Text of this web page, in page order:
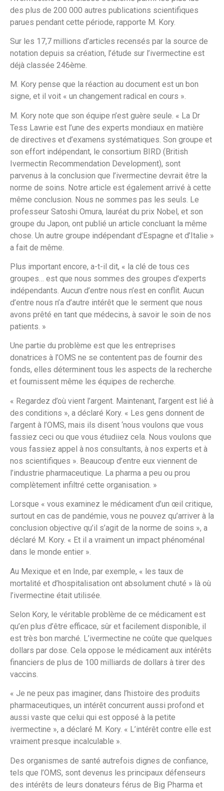
des plus de 200 000 autres publications scientifiques
parues pendant cette période, rapporte M. Kory.
Sur les 17,7 millions d’articles recensés par la source de
notation depuis sa création, l’étude sur l’ivermectine est
déjà classée 246ème.
M. Kory pense que la réaction au document est un bon
signe, et il voit « un changement radical en cours ».
M. Kory note que son équipe n’est guère seule. « La Dr
Tess Lawrie est l’une des experts mondiaux en matière
de directives et d’examens systématiques. Son groupe et
son effort indépendant, le consortium BIRD (British
Ivermectin Recommendation Development), sont
parvenus à la conclusion que l’ivermectine devrait être la
norme de soins. Notre article est également arrivé à cette
même conclusion. Nous ne sommes pas les seuls. Le
professeur Satoshi Omura, lauréat du prix Nobel, et son
groupe du Japon, ont publié un article concluant la même
chose. Un autre groupe indépendant d’Espagne et d’Italie »
a fait de même.
Plus important encore, a-t-il dit, « la clé de tous ces
groupes… est que nous sommes des groupes d’experts
indépendants. Aucun d’entre nous n’est en conflit. Aucun
d’entre nous n’a d’autre intérêt que le serment que nous
avons prêté en tant que médecins, à savoir le soin de nos
patients. »
Une partie du problème est que les entreprises
donatrices à l’OMS ne se contentent pas de fournir des
fonds, elles déterminent tous les aspects de la recherche
et fournissent même les équipes de recherche.
« Regardez d’où vient l’argent. Maintenant, l’argent est lié à
des conditions », a déclaré Kory. « Les gens donnent de
l’argent à l’OMS, mais ils disent ‘nous voulons que vous
fassiez ceci ou que vous étudiiez cela. Nous voulons que
vous fassiez appel à nos consultants, à nos experts et à
nos scientifiques ». Beaucoup d’entre eux viennent de
l’industrie pharmaceutique. La pharma a peu ou prou
complètement infiltré cette organisation. »
Lorsque « vous examinez le médicament d’un œil critique,
surtout en cas de pandémie, vous ne pouvez qu’arriver à la
conclusion objective qu’il s’agit de la norme de soins », a
déclaré M. Kory. « Et il a vraiment un impact phénoménal
dans le monde entier ».
Au Mexique et en Inde, par exemple, « les taux de
mortalité et d’hospitalisation ont absolument chuté » là où
l’ivermectine était utilisée.
Selon Kory, le véritable problème de ce médicament est
qu’en plus d’être efficace, sûr et facilement disponible, il
est très bon marché. L’ivermectine ne coûte que quelques
dollars par dose. Cela oppose le médicament aux intérêts
financiers de plus de 100 milliards de dollars à tirer des
vaccins.
« Je ne peux pas imaginer, dans l’histoire des produits
pharmaceutiques, un intérêt concurrent aussi profond et
aussi vaste que celui qui est opposé à la petite
ivermectine », a déclaré M. Kory. « L’intérêt contre elle est
vraiment presque incalculable ».
Des organismes de santé autrefois dignes de confiance,
tels que l’OMS, sont devenus les principaux défenseurs
des intérêts de leurs donateurs férus de Big Pharma et